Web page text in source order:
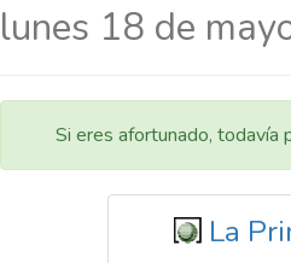
lunes 18 de
Si eres afortunado, todavía
La